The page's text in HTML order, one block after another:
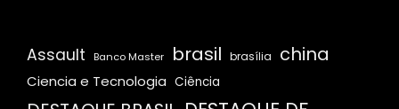
Assault Banco Master brasil brasília china
Ciencia e Tecnologia Ciência